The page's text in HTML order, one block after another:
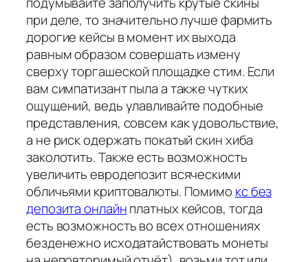
при деле, то значительно лучше фармить
дорогие кейсы в момент их выхода
равным образом совершать измену
сверху торгашеской площадке стим. Если
вам симпатизант пыла а также чутких
ощущений, ведь улавливайте подобные
представления, совсем как удовольствие,
а не риск одержать покатый скин хиба
заколотить. Также есть возможность
увеличить евродепозит всяческими
обличьями криптовалюты. Помимо кс без
депозита онлайнплатных кейсов, тогда
есть возможность во всех отношениях
безденежно исходатайствовать монеты